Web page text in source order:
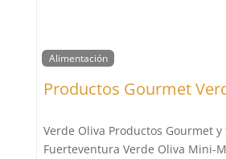
Alimentación
Verde Oliva Productos Gourmet y
Fuerteventura Verde Oliva Mini-